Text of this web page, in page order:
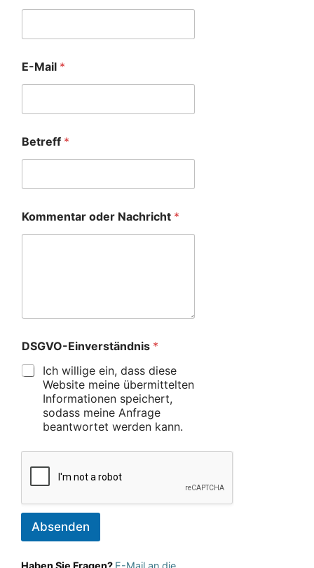
E-Mail *
Betreff *
Kommentar oder Nachricht *
DSGVO-Einverständnis *
Ich willige ein, dass diese
Website meine übermittelten
Informationen speichert,
sodass meine Anfrage
beantwortet werden kann.
Absenden
Haben Sie Fragen? E-Mail an die